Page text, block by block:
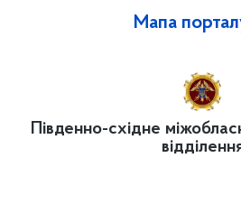
Мапа
Південно-східне